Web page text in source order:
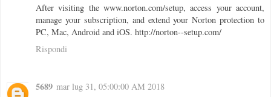
After visiting the www.norton.com/setup, access your account,
manage your subscription, and extend your Norton protection to
PC, Mac, Android and iOS. http://norton--setup.com/
Rispondi
5689 mar lug 31, 05:00:00 AM 2018